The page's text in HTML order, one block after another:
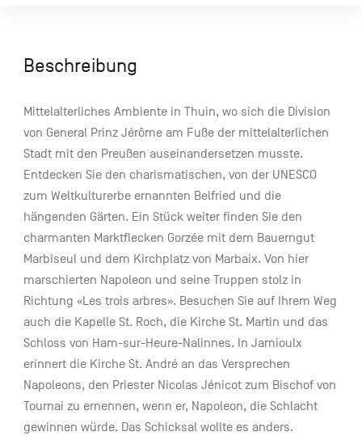
Beschreibung
Mittelalterliches Ambiente in Thuin, wo sich die Division
von General Prinz Jérôme am Fuße der mittelalterlichen
Stadt mit den Preußen auseinandersetzen musste.
Entdecken Sie den charismatischen, von der UNESCO
zum Weltkulturerbe ernannten Belfried und die
hängenden Gärten. Ein Stück weiter finden Sie den
charmanten Marktflecken Gorzée mit dem Bauerngut
Marbiseul und dem Kirchplatz von Marbaix. Von hier
marschierten Napoleon und seine Truppen stolz in
Richtung «Les trois arbres». Besuchen Sie auf Ihrem Weg
auch die Kapelle St. Roch, die Kirche St. Martin und das
Schloss von Ham-sur-Heure-Nalinnes. In Jamioulx
erinnert die Kirche St. André an das Versprechen
Napoleons, den Priester Nicolas Jénicot zum Bischof von
Tournai zu ernennen, wenn er, Napoleon, die Schlacht
gewinnen würde. Das Schicksal wollte es anders.